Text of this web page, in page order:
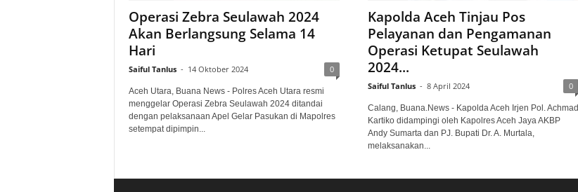
Operasi Zebra Seulawah 2024
Akan Berlangsung Selama 14
Hari
Saiful Tanlus - 14 Oktober 2024 0
Aceh Utara, Buana News - Polres Aceh Utara resmi
menggelar Operasi Zebra Seulawah 2024 ditandai
dengan pelaksanaan Apel Gelar Pasukan di Mapolres
setempat dipimpin...
Kapolda Aceh Tinjau Pos
Pelayanan dan Pengamanan
Operasi Ketupat Seulawah
2024...
Saiful Tanlus - 8 April 2024 0
Calang, Buana.News - Kapolda Aceh Irjen Pol. Achmad
Kartiko didampingi oleh Kapolres Aceh Jaya AKBP
Andy Sumarta dan PJ. Bupati Dr. A. Murtala,
melaksanakan...